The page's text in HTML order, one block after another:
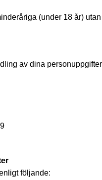
(under 18 år) utan
av dina personuppgifter
följande: